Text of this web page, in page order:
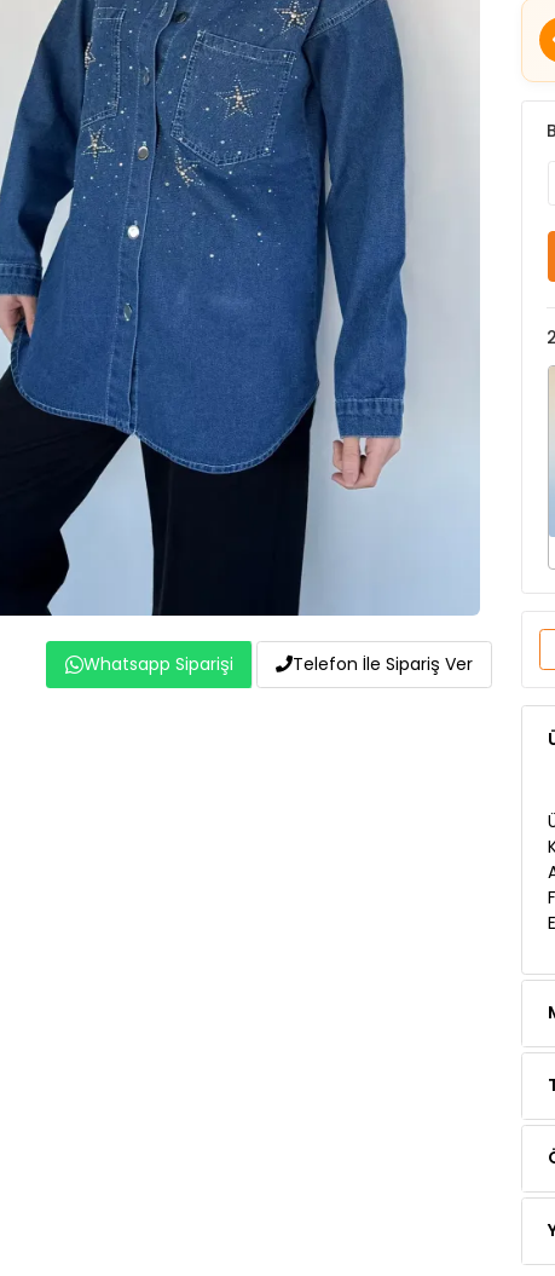
Whatsapp Siparişi Telefon İle Sipariş Ver